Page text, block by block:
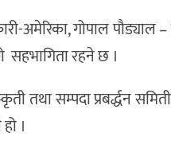
अमेरिका, गोपाल पौड्याल
सहभागिता रहने छ ।
तथा सम्पदा प्रबर्द्धन
।